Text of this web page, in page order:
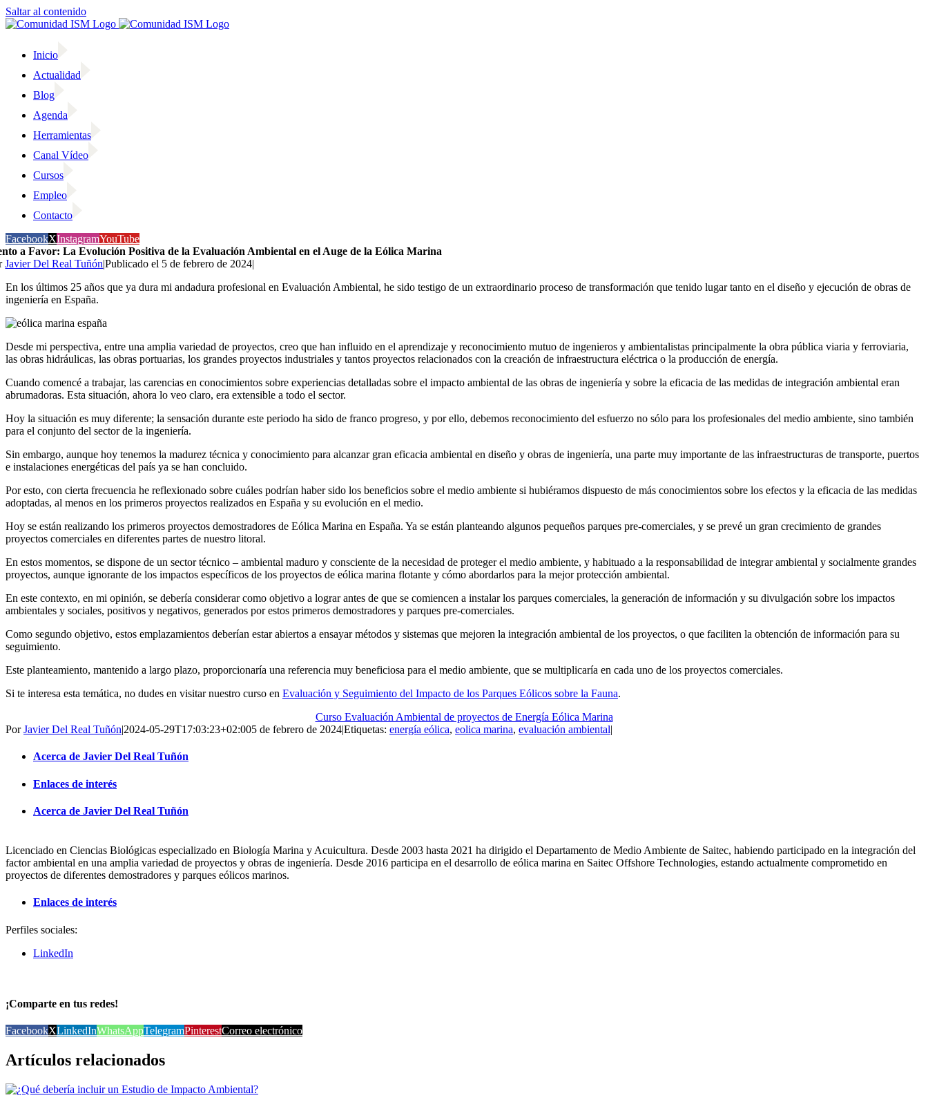
Saltar al contenido
Inicio
Actualidad
Blog
Agenda
Herramientas
Canal Vídeo
Cursos
Empleo
Contacto
FacebookXInstagramYouTube
a Favor: La Evolución Positiva de la Evaluación Ambiental en el Auge de la Eólica Marina
Javier Del Real Tuñón|Publicado el 5 de febrero de 2024|
En los últimos 25 años que ya dura mi andadura profesional en Evaluación Ambiental, he sido testigo de un extraordinario proceso de transformación que tenido lugar tanto en el diseño y ejecución de obras de
ingeniería en España.
Desde mi perspectiva, entre una amplia variedad de proyectos, creo que han influido en el aprendizaje y reconocimiento mutuo de ingenieros y ambientalistas principalmente la obra pública viaria y ferroviaria,
las obras hidráulicas, las obras portuarias, los grandes proyectos industriales y tantos proyectos relacionados con la creación de infraestructura eléctrica o la producción de energía.
Cuando comencé a trabajar, las carencias en conocimientos sobre experiencias detalladas sobre el impacto ambiental de las obras de ingeniería y sobre la eficacia de las medidas de integración ambiental eran
abrumadoras. Esta situación, ahora lo veo claro, era extensible a todo el sector.
Hoy la situación es muy diferente; la sensación durante este periodo ha sido de franco progreso, y por ello, debemos reconocimiento del esfuerzo no sólo para los profesionales del medio ambiente, sino también
para el conjunto del sector de la ingeniería.
Sin embargo, aunque hoy tenemos la madurez técnica y conocimiento para alcanzar gran eficacia ambiental en diseño y obras de ingeniería, una parte muy importante de las infraestructuras de transporte, puertos
e instalaciones energéticas del país ya se han concluido.
Por esto, con cierta frecuencia he reflexionado sobre cuáles podrían haber sido los beneficios sobre el medio ambiente si hubiéramos dispuesto de más conocimientos sobre los efectos y la eficacia de las medidas
adoptadas, al menos en los primeros proyectos realizados en España y su evolución en el medio.
Hoy se están realizando los primeros proyectos demostradores de Eólica Marina en España. Ya se están planteando algunos pequeños parques pre-comerciales, y se prevé un gran crecimiento de grandes
proyectos comerciales en diferentes partes de nuestro litoral.
En estos momentos, se dispone de un sector técnico – ambiental maduro y consciente de la necesidad de proteger el medio ambiente, y habituado a la responsabilidad de integrar ambiental y socialmente grandes
proyectos, aunque ignorante de los impactos específicos de los proyectos de eólica marina flotante y cómo abordarlos para la mejor protección ambiental.
En este contexto, en mi opinión, se debería considerar como objetivo a lograr antes de que se comiencen a instalar los parques comerciales, la generación de información y su divulgación sobre los impactos
ambientales y sociales, positivos y negativos, generados por estos primeros demostradores y parques pre-comerciales.
Como segundo objetivo, estos emplazamientos deberían estar abiertos a ensayar métodos y sistemas que mejoren la integración ambiental de los proyectos, o que faciliten la obtención de información para su
seguimiento.
Este planteamiento, mantenido a largo plazo, proporcionaría una referencia muy beneficiosa para el medio ambiente, que se multiplicaría en cada uno de los proyectos comerciales.
Si te interesa esta temática, no dudes en visitar nuestro curso en Evaluación y Seguimiento del Impacto de los Parques Eólicos sobre la Fauna.
Curso Evaluación Ambiental de proyectos de Energía Eólica Marina
PorJavier Del Real Tuñón|2024-05-29T17:03:23+02:005 de febrero de 2024|Etiquetas: energía eólica, eolica marina, evaluación ambiental|
Acerca de Javier Del Real Tuñón
Enlaces de interés
Acerca de Javier Del Real Tuñón
Licenciado en Ciencias Biológicas especializado en Biología Marina y Acuicultura. Desde 2003 hasta 2021 ha dirigido el Departamento de Medio Ambiente de Saitec, habiendo participado en la integración del
factor ambiental en una amplia variedad de proyectos y obras de ingeniería. Desde 2016 participa en el desarrollo de eólica marina en Saitec Offshore Technologies, estando actualmente comprometido en
proyectos de diferentes demostradores y parques eólicos marinos.
Enlaces de interés
Perfiles sociales:
LinkedIn
¡Comparte en tus redes!
FacebookXLinkedInWhatsAppTelegramPinterestCorreo electrónico
Artículos relacionados